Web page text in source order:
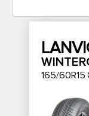
165/60R15